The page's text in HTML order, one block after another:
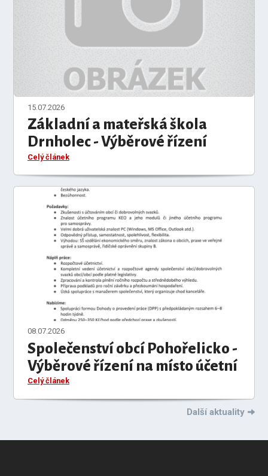
Základní a mateřská škola
Drnholec - Výběrové řízení
15.07.2026
Celý článek
Společenství obcí Pohořelicko -
Výběrové řízení na místo účetní
08.07.2026
Celý článek
Další aktuality